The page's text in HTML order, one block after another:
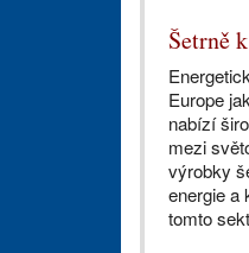
Šetrně
Europe
nabízí
mezi
výrobky
energie a
tomto